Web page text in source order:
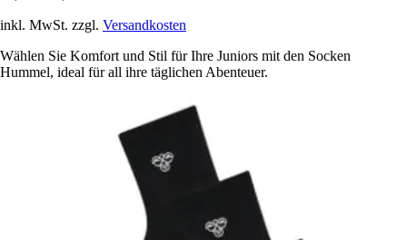
inkl. MwSt. zzgl. Versandkosten
Wählen Sie Komfort und Stil für Ihre Juniors mit den Socken
Hummel, ideal für all ihre täglichen Abenteuer.